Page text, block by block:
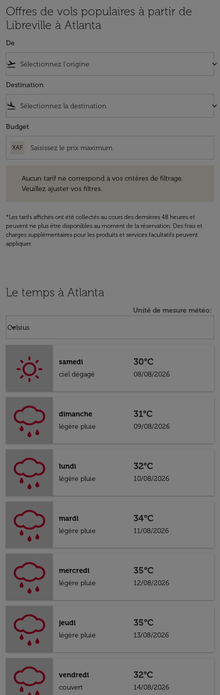
Offres de vols populaires à partir de
Libreville à Atlanta
De
flight_takeoff keyboard_arrow_down
Destination
flight_land keyboard_arrow_down
Budget
XAF
Aucun tarif ne correspond à vos critères de filtrage.
Veuillez ajuster vos filtres.
*Les tarifs affichés ont été collectés au cours des dernières 48 heures et
peuvent ne plus être disponibles au moment de la réservation. Des frais et
charges supplémentaires pour les produits et services facultatifs peuvent
appliquer.
Le temps à Atlanta
Unité de mesure météo:
Celsius
keyboard_arrow_down
samedi
ciel dégagé
30°C
08/08/2026
dimanche
légère pluie
31°C
09/08/2026
lundi
légère pluie
32°C
10/08/2026
mardi
légère pluie
34°C
11/08/2026
mercredi
légère pluie
35°C
12/08/2026
jeudi
légère pluie
35°C
13/08/2026
vendredi
couvert
32°C
14/08/2026